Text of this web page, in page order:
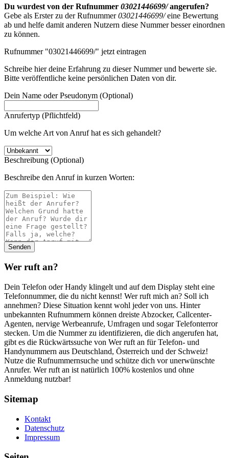
Du wurdest von der Rufnummer 03021446699/angerufen?
Gebe als Erster zu der Rufnummer03021446699/eine Bewertung
ab und helfe damit anderen Nutzern diese Nummer besser einordnen
zu können.
Rufnummer "03021446699/" jetzt eintragen
Schreibe hier deine Erfahrung zu dieser Nummer und bewerte sie.
Bitte veröffentliche keine persönlichen Daten von dir.
Dein Name oder Pseudonym (Optional)
Anrufertyp (Pflichtfeld)
Um welche Art von Anruf hat es sich gehandelt?
Beschreibung (Optional)
Beschreibe den Anruf in kurzen Worten:
Wer ruft an?
Dein Telefon oder Handy klingelt und auf dem Display steht eine
Telefonnummer, die du nicht kennst! Wer ruft mich an? Soll ich
annehmen? Diese Situation kennt wohl jeder von uns. Hinter
unbekannten Rufnummern können dreiste Abzocker, Callcenter-
Agenten, nervige Werbeanrufe, Umfragen und sogar Telefonterror
stecken. Um die Nummer zu identifizieren, die dich angerufen hat,
gibt es die Rückwärtssuche von Wer ruft an für Telefon- und
Handynummern aus Deutschland, Österreich und der Schweiz!
Nutze die Rufnummernsuche und schütze dich vor unerwünschte
Anrufer. Wer ruft an ist natürlich 100% kostenlos und ohne
Anmeldung nutzbar!
Sitemap
Kontakt
Datenschutz
Impressum